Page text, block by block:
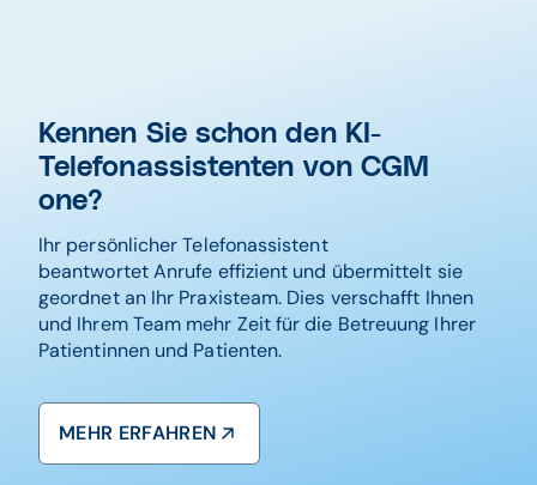
Kennen Sie schon den KI-
Telefonassistenten von CGM
one?
Ihr persönlicher Telefonassistent
beantwortet Anrufe effizient und übermittelt sie
geordnet an Ihr Praxisteam. Dies verschafft Ihnen
und Ihrem Team mehr Zeit für die Betreuung Ihrer
Patientinnen und Patienten.
MEHR ERFAHREN